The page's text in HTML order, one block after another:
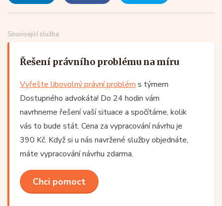
Související služba
Řešení právního problému na míru
Vyřešte libovolný právní problém s týmem
Dostupného advokáta! Do 24 hodin vám
navrhneme řešení vaší situace a spočítáme, kolik
vás to bude stát. Cena za vypracování návrhu je
390 Kč. Když si u nás navržené služby objednáte,
máte vypracování návrhu zdarma.
Chci pomoct